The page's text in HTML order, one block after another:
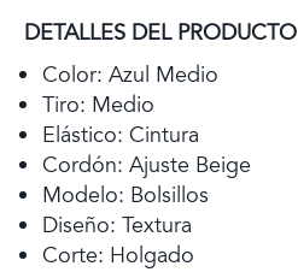
DETALLES DEL PRODUCTO
Color: Azul Medio
Tiro: Medio
Elástico: Cintura
Cordón: Ajuste Beige
Modelo: Bolsillos
Diseño: Textura
Corte: Holgado